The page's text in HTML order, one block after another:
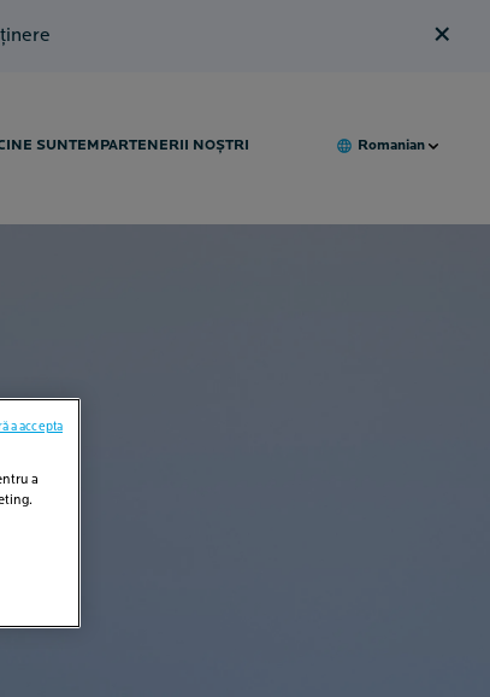
×
SUNTEM PARTENERII NOȘTRI Romanian
a
a accepta